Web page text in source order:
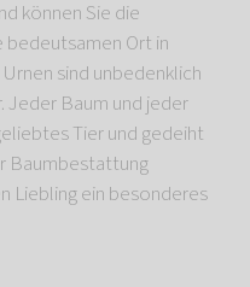
können Sie die
bedeutsamen Ort in
sind unbedenklich
Jeder Baum und jeder
Tier und gedeiht
Baumbestattung
Liebling ein besonderes